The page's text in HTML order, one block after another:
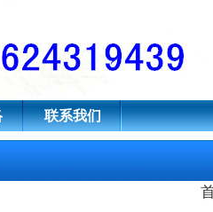
联系我们